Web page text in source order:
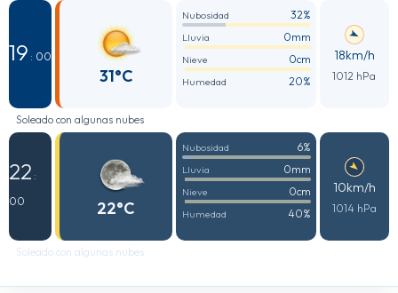
19 : 00
31°C
Nubosidad 32%
Lluvia 0mm
Nieve 0cm
Humedad 20%
18km/h
1012 hPa
Soleado con algunas nubes
22 :
00
22°C
Nubosidad 6%
Lluvia 0mm
Nieve 0cm
Humedad 40%
10km/h
1014 hPa
Soleado con algunas nubes